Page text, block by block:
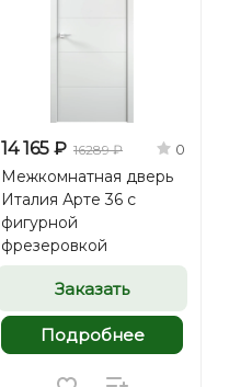
14 165 ₽ 16289 ₽ 0
Межкомнатная дверь
Италия Арте 36 с
фигурной
фрезеровкой
Заказать
Подробнее